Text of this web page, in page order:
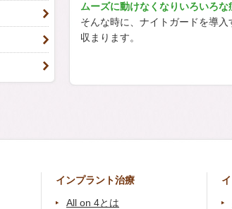
ムーズに動けなくなりいろいろな
そんな時に、ナイトガードを導
収まります。
インプラント治療
All on 4とは